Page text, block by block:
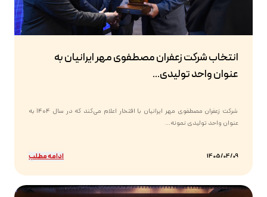
انتخاب شرکت زعفران مصطفوی مهر ایرانیان به
عنوان واحد تولیدی...
شرکت زعفران مصطفوی مهر ایرانیان با افتخار اعلام می‌کند که در سال ۱۴۰۴ به
عنوان واحد تولیدی نمونه...
1405/04/09 ادامه مطلب